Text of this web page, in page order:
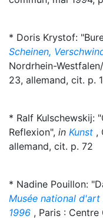
* Doris Krystof:
Scheinen,
Nordrhein-
23, allemand, cit. p.
* Ralf Kulschewskij:
Reflexion", in Kunst ,
allemand, cit. p. 72
* Nadine Pouillon:
Musée national
1996 , Paris :